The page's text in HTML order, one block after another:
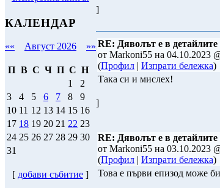
КАЛЕНДАР
«« Август 2026 »»
П В С Ч П С Н
1
2
3
4 5 6 7 8
9
10 11 12 13 14 15 16
17 18 19 20 21 22 23
24 25 26 27 28 29 30
31
[ добави събитие ]
]
RE: Дяволът е в детайлите
от Markoni55 на 04.10.2023
(Профил | Изпрати бележка)
Така си и мислех!
]
RE: Дяволът е в детайлите
от Markoni55 на 03.10.2023
(Профил | Изпрати бележка)
Това е първи епизод може